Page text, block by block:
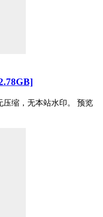
缩，无本站水印。 预览